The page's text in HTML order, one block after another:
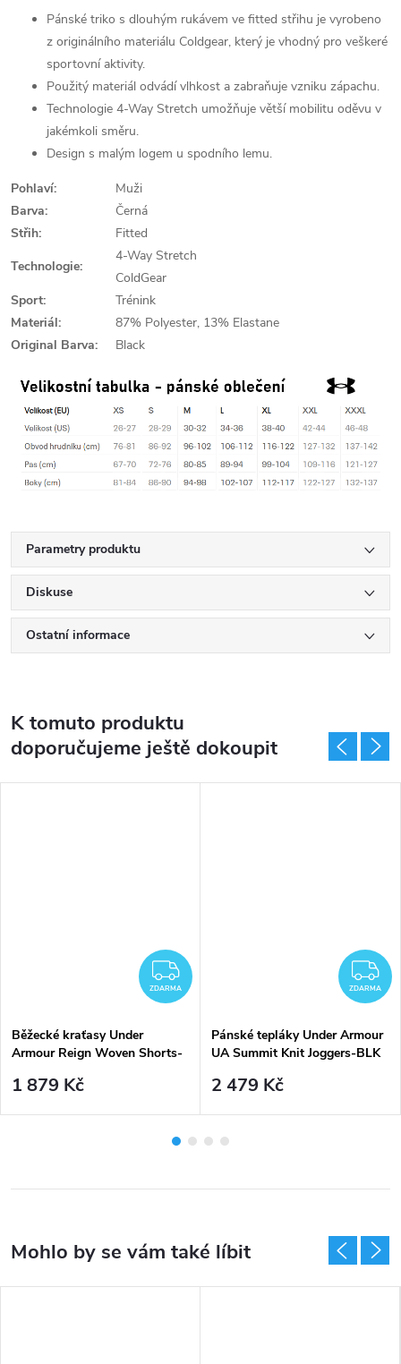
Pánské triko s dlouhým rukávem ve fitted střihu je vyrobeno
z originálního materiálu Coldgear, který je vhodný pro veškeré
sportovní aktivity.
Použitý materiál odvádí vlhkost a zabraňuje vzniku zápachu.
Technologie 4-Way Stretch umožňuje větší mobilitu oděvu v
jakémkoli směru.
Design s malým logem u spodního lemu.
Pohlaví:
Muži
Barva:
Černá
Střih:
Fitted
Technologie:
4-Way Stretch
ColdGear
Sport:
Trénink
Materiál:
87% Polyester, 13% Elastane
Original Barva:
Black
Parametry produktu
Diskuse
Ostatní informace
K tomuto produktu
doporučujeme ještě dokoupit
ZDARMA
ZDARMA
Běžecké kraťasy Under
Armour Reign Woven Shorts-
1 879 Kč
ZDARMA
Pánské tepláky Under Armour
UA Summit Knit Joggers-BLK
2 479 Kč